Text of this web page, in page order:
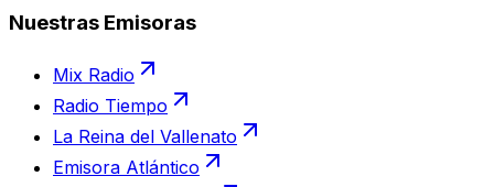
Nuestras Emisoras
Mix Radio
Radio Tiempo
La Reina del Vallenato
Emisora Atlántico